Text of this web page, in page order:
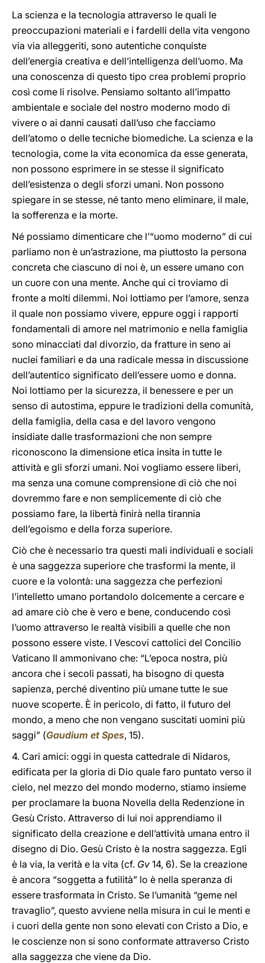
La scienza e la tecnologia attraverso le quali le
preoccupazioni materiali e i fardelli della vita vengono
via via alleggeriti, sono autentiche conquiste
dell’energia creativa e dell’intelligenza dell’uomo. Ma
una conoscenza di questo tipo crea problemi proprio
così come li risolve. Pensiamo soltanto all’impatto
ambientale e sociale del nostro moderno modo di
vivere o ai danni causati dall’uso che facciamo
dell’atomo o delle tecniche biomediche. La scienza e la
tecnologia, come la vita economica da esse generata,
non possono esprimere in se stesse il significato
dell’esistenza o degli sforzi umani. Non possono
spiegare in se stesse, né tanto meno eliminare, il male,
la sofferenza e la morte.
Né possiamo dimenticare che l’“uomo moderno” di cui
parliamo non è un’astrazione, ma piuttosto la persona
concreta che ciascuno di noi è, un essere umano con
un cuore con una mente. Anche qui ci troviamo di
fronte a molti dilemmi. Noi lottiamo per l’amore, senza
il quale non possiamo vivere, eppure oggi i rapporti
fondamentali di amore nel matrimonio e nella famiglia
sono minacciati dal divorzio, da fratture in seno ai
nuclei familiari e da una radicale messa in discussione
dell’autentico significato dell’essere uomo e donna.
Noi lottiamo per la sicurezza, il benessere e per un
senso di autostima, eppure le tradizioni della comunità,
della famiglia, della casa e del lavoro vengono
insidiate dalle trasformazioni che non sempre
riconoscono la dimensione etica insita in tutte le
attività e gli sforzi umani. Noi vogliamo essere liberi,
ma senza una comune comprensione di ciò che noi
dovremmo fare e non semplicemente di ciò che
possiamo fare, la libertà finirà nella tirannia
dell’egoismo e della forza superiore.
Ciò che è necessario tra questi mali individuali e sociali
è una saggezza superiore che trasformi la mente, il
cuore e la volontà: una saggezza che perfezioni
l’intelletto umano portandolo dolcemente a cercare e
ad amare ciò che è vero e bene, conducendo così
l’uomo attraverso le realtà visibili a quelle che non
possono essere viste. I Vescovi cattolici del Concilio
Vaticano II ammonivano che: “L’epoca nostra, più
ancora che i secoli passati, ha bisogno di questa
sapienza, perché diventino più umane tutte le sue
nuove scoperte. È in pericolo, di fatto, il futuro del
mondo, a meno che non vengano suscitati uomini più
saggi” (Gaudium et Spes, 15).
4. Cari amici: oggi in questa cattedrale di Nidaros,
edificata per la gloria di Dio quale faro puntato verso il
cielo, nel mezzo del mondo moderno, stiamo insieme
per proclamare la buona Novella della Redenzione in
Gesù Cristo. Attraverso di lui noi apprendiamo il
significato della creazione e dell’attività umana entro il
disegno di Dio. Gesù Cristo è la nostra saggezza. Egli
è la via, la verità e la vita (cf. Gv 14, 6). Se la creazione
è ancora “soggetta a futilità” lo è nella speranza di
essere trasformata in Cristo. Se l’umanità “geme nel
travaglio”, questo avviene nella misura in cui le menti e
i cuori della gente non sono elevati con Cristo a Dio, e
le coscienze non si sono conformate attraverso Cristo
alla saggezza che viene da Dio.